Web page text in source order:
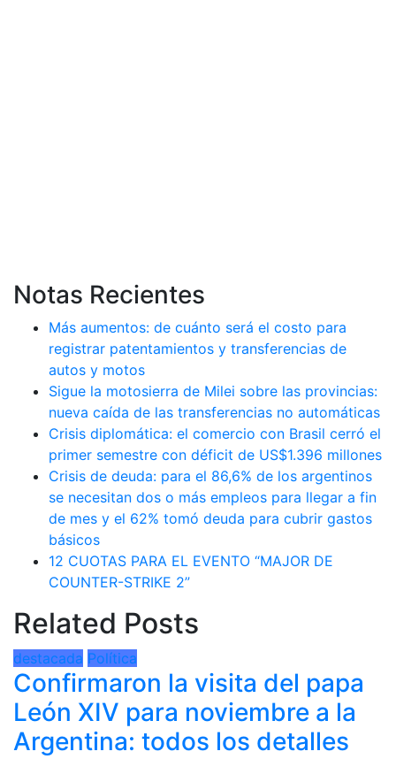
Notas Recientes
Más aumentos: de cuánto será el costo para
registrar patentamientos y transferencias de
autos y motos
Sigue la motosierra de Milei sobre las provincias:
nueva caída de las transferencias no automáticas
Crisis diplomática: el comercio con Brasil cerró el
primer semestre con déficit de US$1.396 millones
Crisis de deuda: para el 86,6% de los argentinos
se necesitan dos o más empleos para llegar a fin
de mes y el 62% tomó deuda para cubrir gastos
básicos
12 CUOTAS PARA EL EVENTO “MAJOR DE
COUNTER-STRIKE 2”
Related Posts
destacada Política
Confirmaron la visita del papa
León XIV para noviembre a la
Argentina: todos los detalles